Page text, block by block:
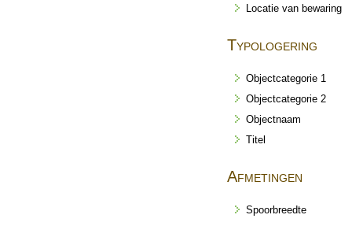
Locatie van bewaring
Typologering
Objectcategorie 1
Objectcategorie 2
Objectnaam
Titel
Afmetingen
Spoorbreedte